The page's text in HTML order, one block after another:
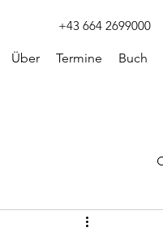
+43 664 2699000
Über Termine Buch